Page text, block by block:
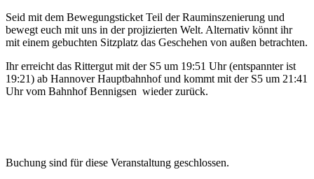
Seid mit dem Bewegungsticket Teil der Rauminszenierung und
bewegt euch mit uns in der projizierten Welt. Alternativ könnt ihr
mit einem gebuchten Sitzplatz das Geschehen von außen betrachten.
Ihr erreicht das Rittergut mit der S5 um 19:51 Uhr (entspannter ist
19:21) ab Hannover Hauptbahnhof und kommt mit der S5 um 21:41
Uhr vom Bahnhof Bennigsen wieder zurück.
Buchung sind für diese Veranstaltung geschlossen.